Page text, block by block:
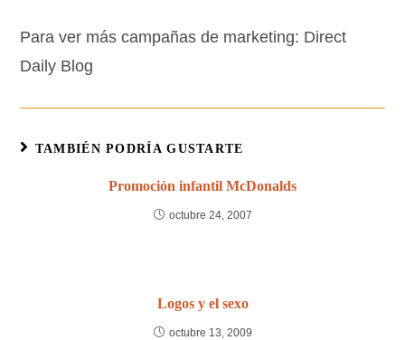
Para ver más campañas de marketing: Direct
Daily Blog
TAMBIÉN PODRÍA GUSTARTE
Promoción infantil McDonalds
octubre 24, 2007
Logos y el sexo
octubre 13, 2009